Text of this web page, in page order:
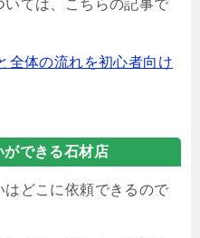
ては、こちらの記事で
全体の流れを初心者向け
できる石材店
どこに依頼できるので